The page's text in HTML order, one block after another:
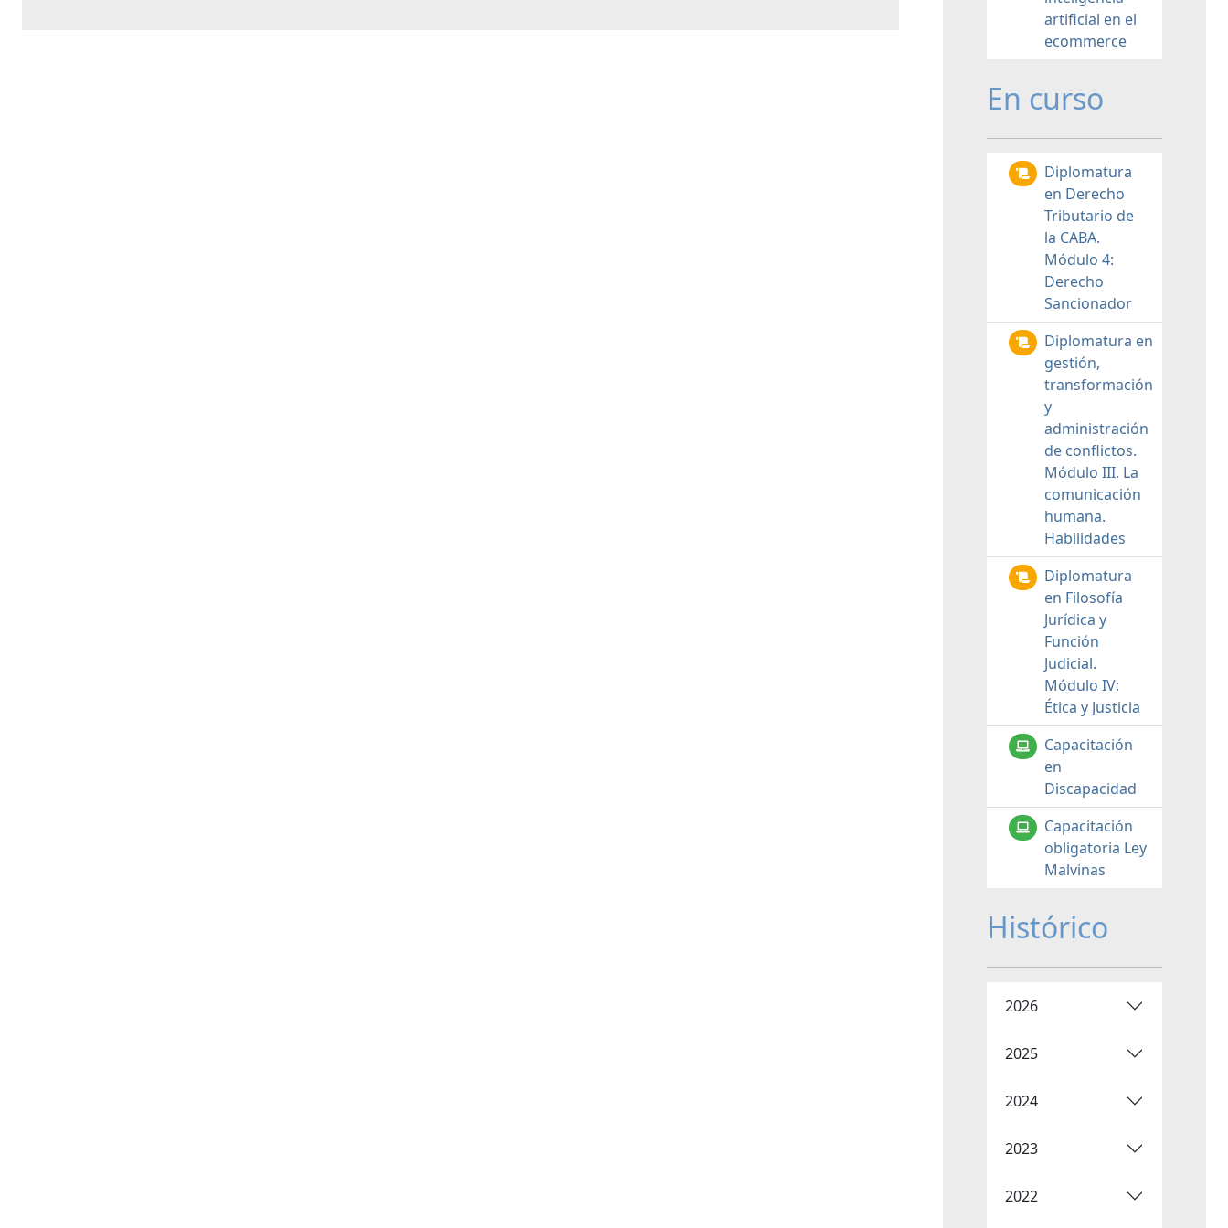
artificial en el
ecommerce
En curso
Diplomatura
en Derecho
Tributario de
la CABA.
Módulo 4:
Derecho
Sancionador
Diplomatura en
gestión,
transformación
y
administración
de conflictos.
Módulo III. La
comunicación
humana.
Habilidades
Diplomatura
en Filosofía
Jurídica y
Función
Judicial.
Módulo IV:
Ética y Justicia
Capacitación
en
Discapacidad
Capacitación
obligatoria Ley
Malvinas
Histórico
2026
2025
2024
2023
2022